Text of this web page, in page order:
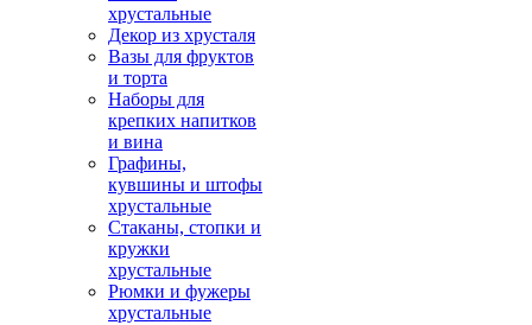
хрустальные
Декор из хрусталя
Вазы для фруктов
и торта
Наборы для
крепких напитков
и вина
Графины,
кувшины и штофы
хрустальные
Стаканы, стопки и
кружки
хрустальные
Рюмки и фужеры
хрустальные